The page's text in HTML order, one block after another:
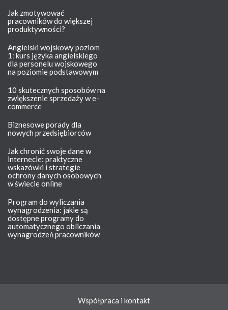
Jak zmotywować
pracowników do większej
produktywności?
Angielski wojskowy poziom
1: kurs języka angielskiego
dla personelu wojskowego
na poziomie podstawowym
10 skutecznych sposobów na
zwiększenie sprzedaży w e-
commerce
Biznesowe porady dla
nowych przedsiębiorców
Jak chronić swoje dane w
internecie: praktyczne
wskazówki i strategie
ochrony danych osobowych
w świecie online
Program do wyliczania
wynagrodzenia: jakie są
dostępne programy do
automatycznego obliczania
wynagrodzeń pracowników
Współpraca i kontakt